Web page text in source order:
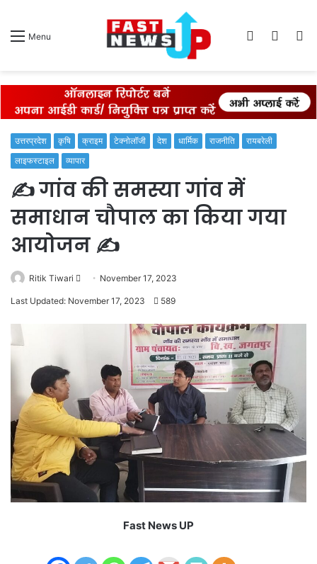
Menu
Switch
Log
उत्तरप्रदेश कृषि क्राइम टेक्नोलॉजी देश धार्मिक राजनीति
रायबरेली
लाइफस्टाइल
व्यापार
✍️ गांव की समस्या गांव में
समाधान चौपाल का किया गया
आयोजन ✍️
Ritik Tiwari
Send November 17, 2023
Last Updated: November 17, 2023 589
Fast News UP